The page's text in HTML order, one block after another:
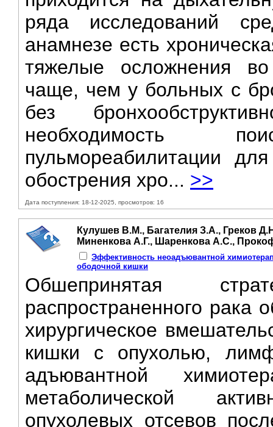
ряда исследований
анамнезе есть
тяжелые осложнения
чаще, чем у больных с
без
необходимость
пульмореабилитации
обострения хро... >>
Дата поступления: 18-12-2025, просмотров: 16
Кулушев В.М., Багателия З.А., Греков
Миненкова А.Г., Шаренкова А.С.,
Эффективность неоадъювантной
ободочной кишки
Обшепринятая
распространенного
хирургическое
кишки с опухолью,
адъювантной
метаболической
опухолевых отсевов